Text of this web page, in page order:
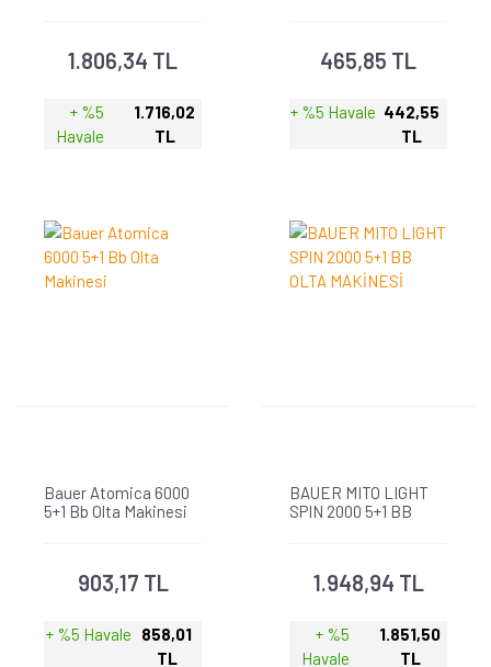
1.806,34 TL
+ %5
Havale
1.716,02
TL
465,85 TL
+ %5 Havale 442,55
TL
Bauer Atomica 6000
5+1 Bb Olta Makinesi
903,17 TL
+ %5 Havale
858,01
TL
BAUER MITO LIGHT
SPIN 2000 5+1 BB
1.948,94 TL
+ %5
Havale
1.851,50
TL